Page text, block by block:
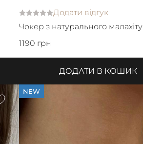
Додати відгук
Чокер з натурального малахіту
зкомпасом
1190 грн
ДОДАТИ В КОШИК
NEW